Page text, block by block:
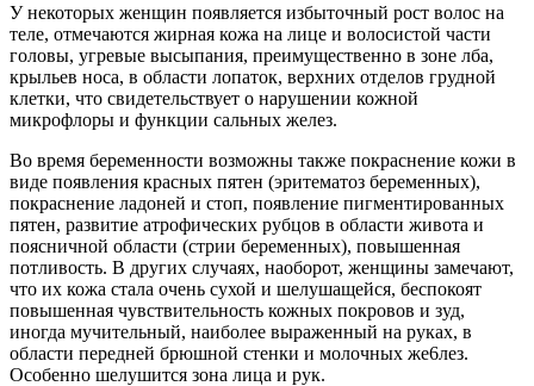
У некоторых женщин появляется избыточный рост волос на
теле, отмечаются жирная кожа на лице и волосистой части
головы, угревые высыпания, преимущественно в зоне лба,
крыльев носа, в области лопаток, верхних отделов грудной
клетки, что свидетельствует о нарушении кожной
микрофлоры и функции сальных желез.
Во время беременности возможны также покраснение кожи в
виде появления красных пятен (эритематоз беременных),
покраснение ладоней и стоп, появление пигментированных
пятен, развитие атрофических рубцов в области живота и
поясничной области (стрии беременных), повышенная
потливость. В других случаях, наоборот, женщины замечают,
что их кожа стала очень сухой и шелушащейся, беспокоят
повышенная чувствительность кожных покровов и зуд,
иногда мучительный, наиболее выраженный на руках, в
области передней брюшной стенки и молочных же6лез.
Особенно шелушится зона лица и рук.